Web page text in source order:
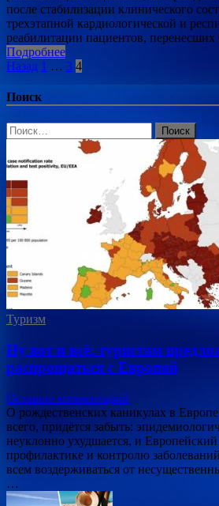
после стабилизации клинического
трехэтапной кардиологической и
реабилитации пациентов,
Подробнее
Пагинация
записей
Назад 1 … 3 4
Поиск
Найти:
Туризм
Ну вот и всё: туристам
распрощаться с Европой
Оставьте комментарий
О рождественских каникулах в Европе
всего, придётся забыть:
неуклонно ухудшается, и
профилактике и контролю
всем воздерживаться от
…